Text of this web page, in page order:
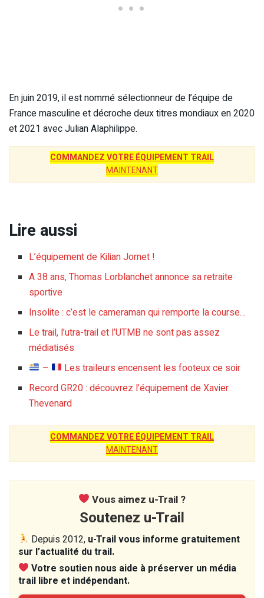
En juin 2019, il est nommé sélectionneur de l’équipe de
France masculine et décroche deux titres mondiaux en 2020
et 2021 avec Julian Alaphilippe.
COMMANDEZ VOTRE ÉQUIPEMENT TRAIL
MAINTENANT
Lire aussi
L’équipement de Kilian Jornet !
A 38 ans, Thomas Lorblanchet annonce sa retraite
sportive
Insolite : c’est le cameraman qui remporte la course…
Le trail, l’utra-trail et l’UTMB ne sont pas assez
médiatisés
–
Les traileurs encensent les footeux ce soir
Record GR20 : découvrez l’équipement de Xavier
Thevenard
COMMANDEZ VOTRE ÉQUIPEMENT TRAIL
MAINTENANT
Vous aimez u-Trail ?
Soutenez u-Trail
Depuis 2012, u-Trail vous informe gratuitement
sur l’actualité du trail.
Votre soutien nous aide à préserver un média
trail libre et indépendant.